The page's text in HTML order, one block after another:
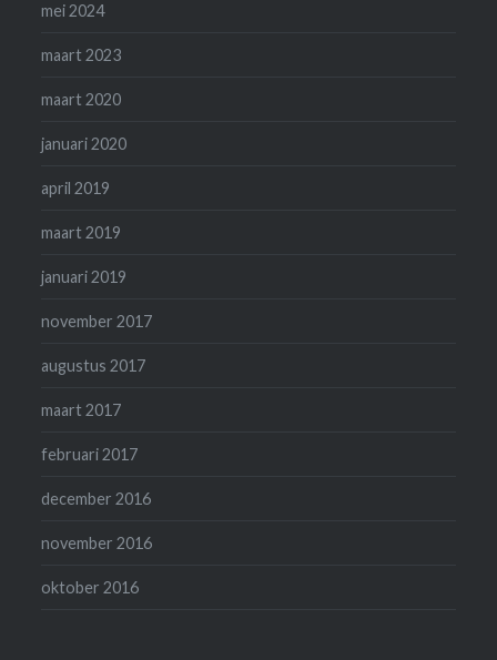
mei 2024
maart 2023
maart 2020
januari 2020
april 2019
maart 2019
januari 2019
november 2017
augustus 2017
maart 2017
februari 2017
december 2016
november 2016
oktober 2016